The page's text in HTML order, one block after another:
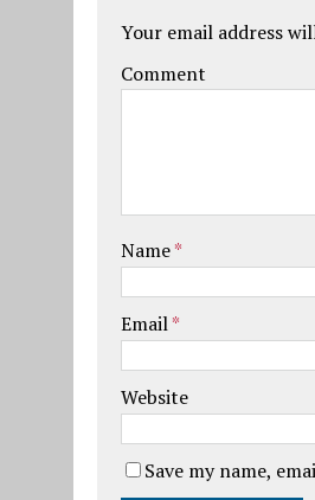
Your email address
Comment
Name*
Email*
Website
Save my name,